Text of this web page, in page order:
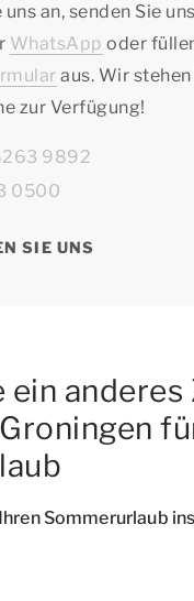
an, senden Sie
WhatsApp oder
aus. Wir
zur Verfügung!
9892
0500
SIE UNS
ein anderes
Sommerurlaub